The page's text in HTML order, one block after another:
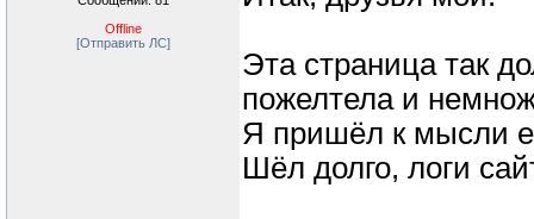
Offline
[Отправить ЛС]
Эта страница так
пожелтела и
Я пришёл к мысли
Шёл долго, логи